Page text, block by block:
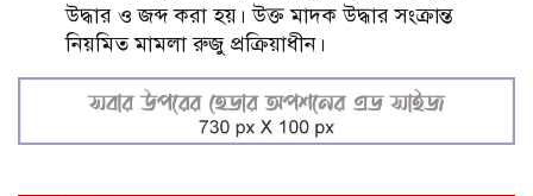
উদ্ধার ও জব্দ করা হয়। উক্ত মাদক উদ্ধার সংক্রান্ত
নিয়মিত মামলা রুজু প্রক্রিয়াধীন।